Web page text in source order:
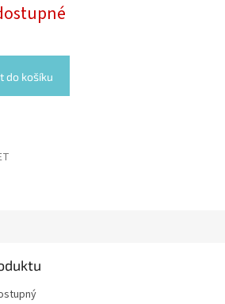
do košíku